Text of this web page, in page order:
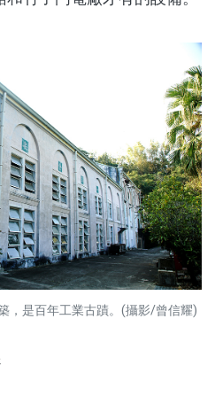
，是百年工業古蹟。(攝影/曾信耀)